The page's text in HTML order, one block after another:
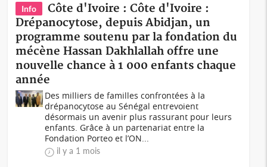
Info
Côte d'Ivoire : Côte d'Ivoire :
Drépanocytose, depuis Abidjan, un
programme soutenu par la fondation du
mécène Hassan Dakhlallah offre une
nouvelle chance à 1 000 enfants chaque
année
Des milliers de familles confrontées à la
drépanocytose au Sénégal entrevoient
désormais un avenir plus rassurant pour leurs
enfants. Grâce à un partenariat entre la
Fondation Porteo et l’ON...
il y a 1 mois